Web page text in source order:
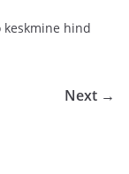
keskmine hind
Next →